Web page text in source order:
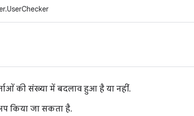
की संख्या में बदलाव हुआ है या नहीं.
किया जा सकता है.